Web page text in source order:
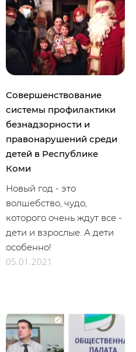
Совершенствование
системы профилактики
безнадзорности и
правонарушений среди
детей в Республике
Коми
Новый год - это
волшебство, чудо,
которого очень ждут все -
дети и взрослые. А дети
особенно!
05.01.2021